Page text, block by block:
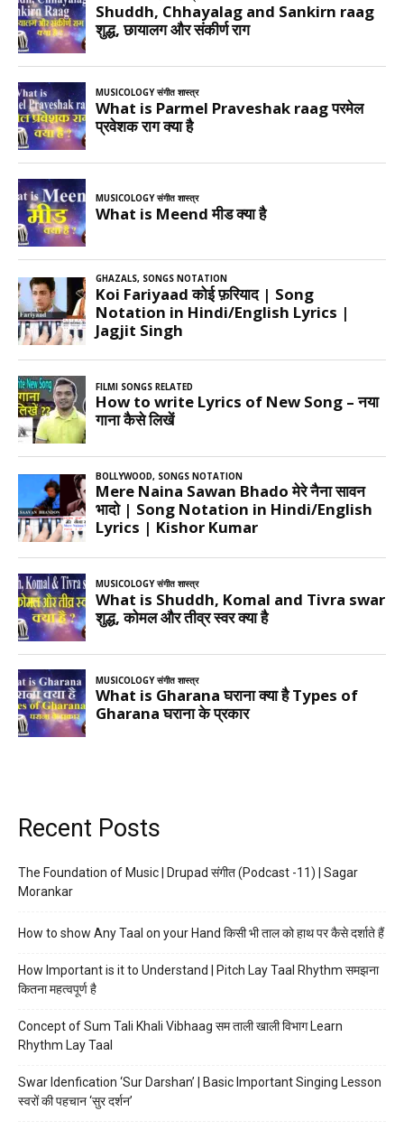
Recent Posts
The Foundation of Music | Drupad संगीत (Podcast -11) | Sagar
Morankar
How to show Any Taal on your Hand किसी भी ताल को हाथ पर कैसे दर्शाते हैं
How Important is it to Understand | Pitch Lay Taal Rhythm समझना
कितना महत्वपूर्ण है
Concept of Sum Tali Khali Vibhaag सम ताली खाली विभाग Learn
Rhythm Lay Taal
Swar Idenfication ‘Sur Darshan’ | Basic Important Singing Lesson
स्वरों की पहचान ‘सुर दर्शन’